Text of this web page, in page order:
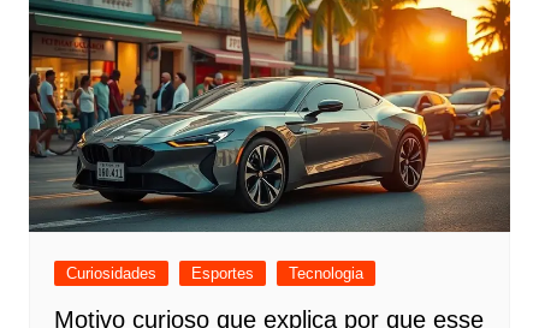
Curiosidades Esportes Tecnologia
Motivo curioso que explica por que esse